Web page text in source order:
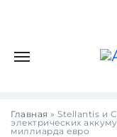
Главная » Stellantis и
электрических
миллиарда евро